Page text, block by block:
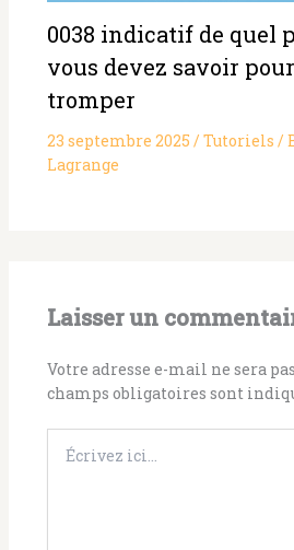
0038 indicatif de quel
vous devez savoir
tromper
23 septembre 2025 / Tutoriels /
Lagrange
Laisser un
Votre adresse e-mail ne sera
champs obligatoires sont
ici…